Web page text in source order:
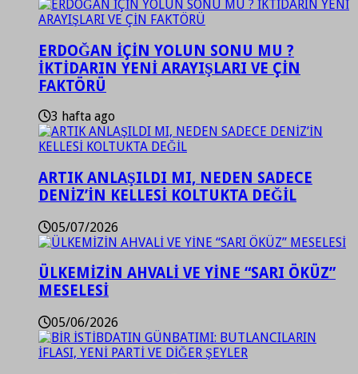
ERDOĞAN İÇİN YOLUN SONU MU ?
İKTİDARIN YENİ ARAYIŞLARI VE ÇİN
FAKTÖRÜ
3 hafta ago
ARTIK ANLAŞILDI MI, NEDEN SADECE
DENİZ’İN KELLESİ KOLTUKTA DEĞİL
05/07/2026
ÜLKEMİZİN AHVALİ VE YİNE “SARI ÖKÜZ”
MESELESİ
05/06/2026